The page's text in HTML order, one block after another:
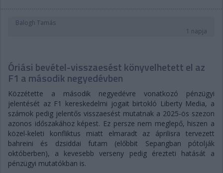
Balogh Tamás
1 napja
Óriási bevétel-visszaesést könyvelhetett el az
F1 a második negyedévben
Közzétette a második negyedévre vonatkozó pénzügyi
jelentését az F1 kereskedelmi jogait birtokló Liberty Media, a
számok pedig jelentős visszaesést mutatnak a 2025-ös szezon
azonos időszakához képest. Ez persze nem meglepő, hiszen a
közel-keleti konfliktus miatt elmaradt az áprilisra tervezett
bahreini és dzsiddai futam (előbbit Sepangban pótolják
októberben), a kevesebb verseny pedig érezteti hatását a
pénzügyi mutatókban is.